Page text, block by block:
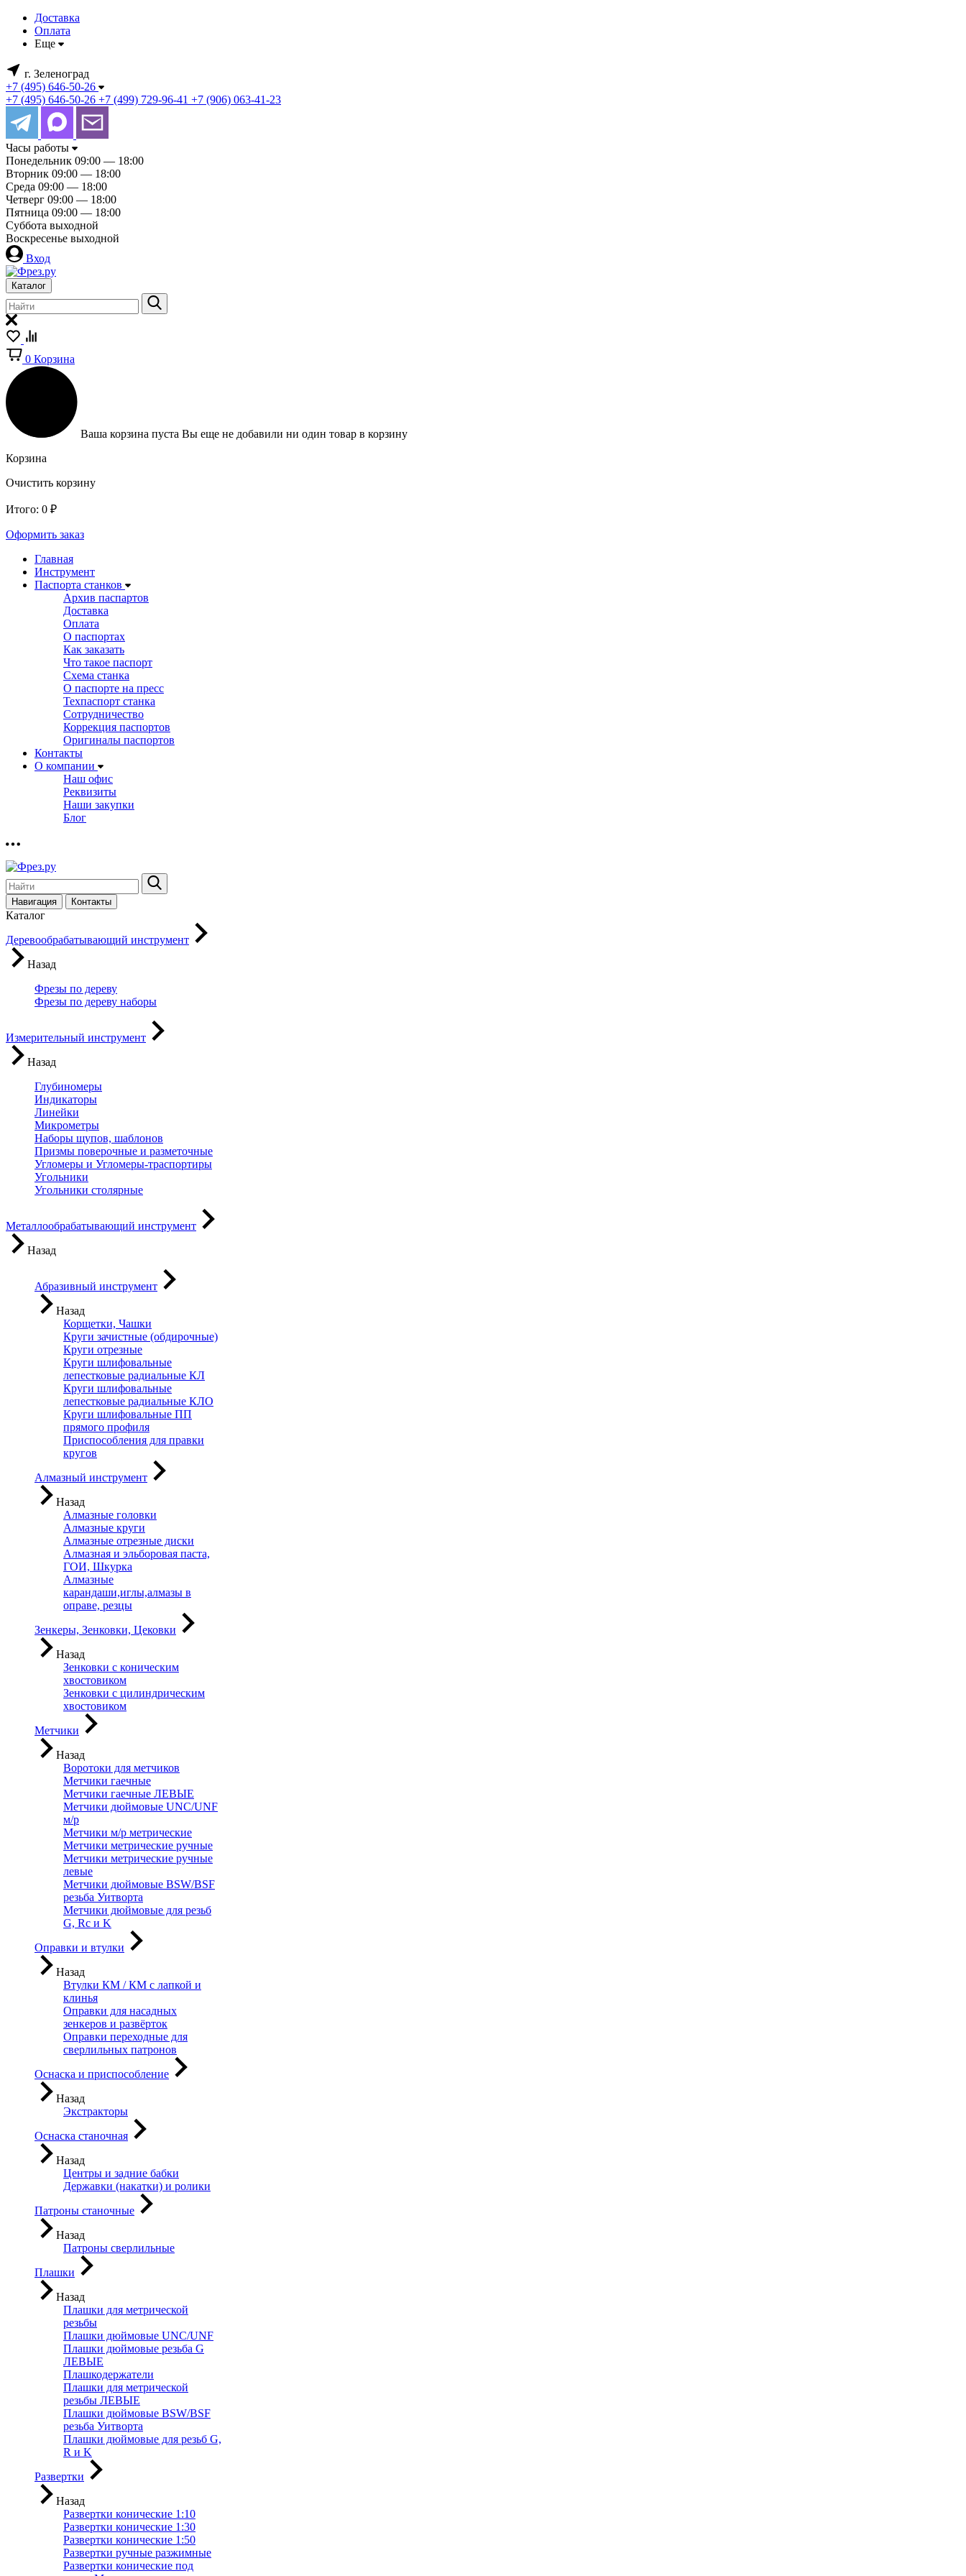
Доставка
Оплата
Еще
г. Зеленоград
+7 (495) 646-50-26
+7 (495) 646-50-26 +7 (499) 729-96-41 +7 (906) 063-41-23
Часы работы
Понедельник 09:00 — 18:00
Вторник 09:00 — 18:00
Среда 09:00 — 18:00
Четверг 09:00 — 18:00
Пятница 09:00 — 18:00
Суббота выходной
Воскресенье выходной
Вход
Каталог
0 Корзина
Ваша корзина пуста Вы еще не добавили ни один товар в корзину
Корзина
Очистить корзину
Итого: 0 ₽
Оформить заказ
Главная
Инструмент
Паспорта станков
Архив паспартов
Доставка
Оплата
О паспортах
Как заказать
Что такое паспорт
Схема станка
О паспорте на пресс
Техпаспорт станка
Сотрудничество
Коррекция паспортов
Оригиналы паспортов
Контакты
О компании
Наш офис
Реквизиты
Наши закупки
Блог
Навигация Контакты
Каталог
Деревообрабатывающий инструмент
Назад
Фрезы по дереву
Фрезы по дереву наборы
Измерительный инструмент
Назад
Глубиномеры
Индикаторы
Линейки
Микрометры
Наборы щупов, шаблонов
Призмы поверочные и разметочные
Угломеры и Угломеры-траспортиры
Угольники
Угольники столярные
Металлообрабатывающий инструмент
Назад
Абразивный инструмент
Назад
Корщетки, Чашки
Круги зачистные (обдирочные)
Круги отрезные
Круги шлифовальные
лепестковые радиальные КЛ
Круги шлифовальные
лепестковые радиальные КЛО
Круги шлифовальные ПП
прямого профиля
Приспособления для правки
кругов
Алмазный инструмент
Назад
Алмазные головки
Алмазные круги
Алмазные отрезные диски
Алмазная и эльборовая паста,
ГОИ, Шкурка
Алмазные
карандаши,иглы,алмазы в
оправе, резцы
Зенкеры, Зенковки, Цековки
Назад
Зенковки с коническим
хвостовиком
Зенковки с цилиндрическим
хвостовиком
Метчики
Назад
Воротоки для метчиков
Метчики гаечные
Метчики гаечные ЛЕВЫЕ
Метчики дюймовые UNC/UNF
м/р
Метчики м/р метрические
Метчики метрические ручные
Метчики метрические ручные
левые
Метчики дюймовые BSW/BSF
резьба Уитворта
Метчики дюймовые для резьб
G, Rc и K
Оправки и втулки
Назад
Втулки КМ / КМ с лапкой и
клинья
Оправки для насадных
зенкеров и развёрток
Оправки переходные для
сверлильных патронов
Оснаска и приспособление
Назад
Экстракторы
Оснаска станочная
Назад
Центры и задние бабки
Державки (накатки) и ролики
Патроны станочные
Назад
Патроны сверлильные
Плашки
Назад
Плашки для метрической
резьбы
Плашки дюймовые UNC/UNF
Плашки дюймовые резьба G
ЛЕВЫЕ
Плашкодержатели
Плашки для метрической
резьбы ЛЕВЫЕ
Плашки дюймовые BSW/BSF
резьба Уитворта
Плашки дюймовые для резьб G,
R и K
Развертки
Назад
Развертки конические 1:10
Развертки конические 1:30
Развертки конические 1:50
Развертки ручные разжимные
Развертки конические под